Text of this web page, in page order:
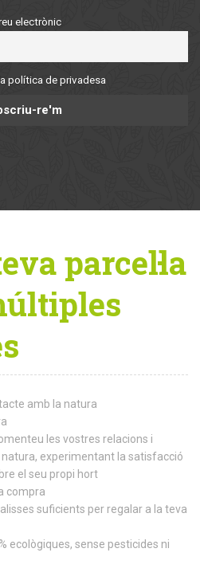
electrònic
política de privadesa
parcel·la
amb la natura
les vostres relacions i
experimentant la satisfacció
el seu propi hort
compra
suficients per regalar a la teva
ecològiques, sense pesticides ni